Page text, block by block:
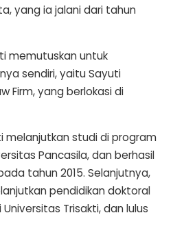
yang ia jalani dari tahun
memutuskan untuk
sendiri, yaitu Sayuti
Firm, yang berlokasi di
melanjutkan studi di program
Pancasila, dan berhasil
tahun 2015. Selanjutnya,
pendidikan doktoral
Trisakti, dan lulus